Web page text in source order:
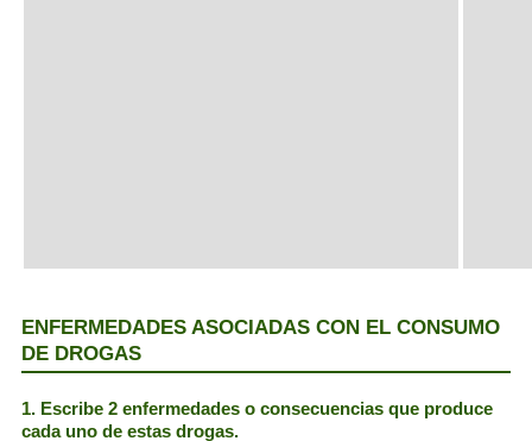
ENFERMEDADES ASOCIADAS CON EL CONSUMO
DE DROGAS
1. Escribe 2 enfermedades o consecuencias que produce
cada uno de estas drogas.